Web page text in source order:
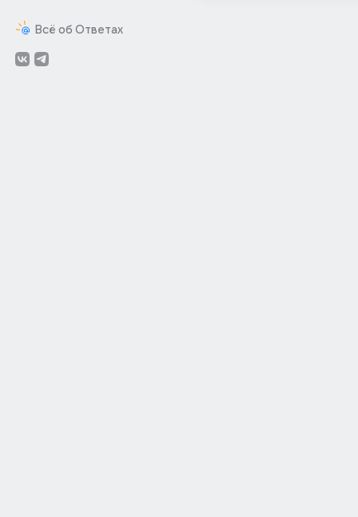
Всё об Ответах